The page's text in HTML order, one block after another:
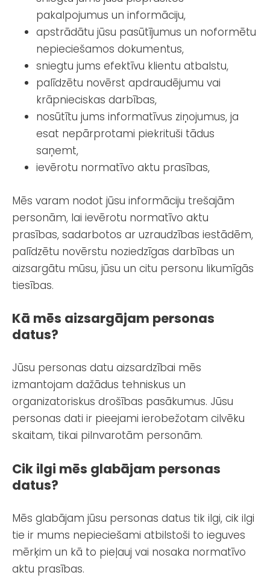
pakalpojumus un informāciju,
apstrādātu jūsu pasūtījumus un noformētu
nepieciešamos dokumentus,
sniegtu jums efektīvu klientu atbalstu,
palīdzētu novērst apdraudējumu vai
krāpnieciskas darbības,
nosūtītu jums informatīvus ziņojumus, ja
esat nepārprotami piekrituši tādus
saņemt,
ievērotu normatīvo aktu prasības,
Mēs varam nodot jūsu informāciju trešajām
personām, lai ievērotu normatīvo aktu
prasības, sadarbotos ar uzraudzības iestādēm,
palīdzētu novērstu noziedzīgas darbības un
aizsargātu mūsu, jūsu un citu personu likumīgās
tiesības.
Kā mēs aizsargājam personas
datus?
Jūsu personas datu aizsardzībai mēs
izmantojam dažādus tehniskus un
organizatoriskus drošības pasākumus. Jūsu
personas dati ir pieejami ierobežotam cilvēku
skaitam, tikai pilnvarotām personām.
Cik ilgi mēs glabājam personas
datus?
Mēs glabājam jūsu personas datus tik ilgi, cik ilgi
tie ir mums nepieciešami atbilstoši to ieguves
mērķim un kā to pieļauj vai nosaka normatīvo
aktu prasības.